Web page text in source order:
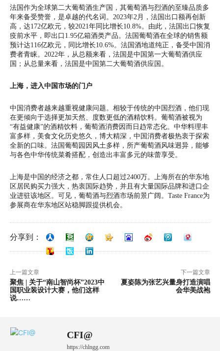
法国作为全球第二大葡萄酒生产国，其葡萄酒与烈酒的至臻品质多
年来备受赞誉，是卓越的代名词。2023年2月，法国出口额再创新
高，达172亿欧元，较2021年同比增长10.8%。由此，法国出口恢复
疫前水平，即出口1.95亿箱酒类产品。法国葡萄酒在全球的销售额
预计达116亿欧元，同比增长10.6%。法国酒地道纯正，备受中国消
费者青睐。2022年，从总额来看，法国是中国第一大葡萄酒供应
国；从总量来看，法国是中国第二大葡萄酒供应国。
上海，进入中国市场的门户
中国消费者越来越重视健康问题。相较于传统的中国烈酒，他们现
在更倾向于选择更加天然、度数更低的酒精饮料。葡萄酒被视为
“有益健康”的酒精饮料，葡萄酒消费因而日趋常态化。中华料理丰
富多样，美食文化历史悠久，博大精深，中国消费者极热衷于探索
全新的口味。法国葡萄园因风土多样，所产葡萄酒风味迥异，能够
与各色中华传统菜肴搭配，创造出丰富多元的味蕾享受。
上海是中国的经济之都，常住人口超过2400万。上海所在的华东地
区居民购买力强大，热衷国际趋势，并且有大量国际品牌和进口企
业进驻该地区。可见，葡萄酒与烈酒市场前景广阔。Taste France为
参展商在华东地区站稳脚跟提供机会。
分享到：
上一篇文章
聚焦 | 关于“南山智尚杯”2023中
国职业装设计大赛，他们这样
说……
下一篇文章
夏姿陈为张艺兴量身打造演唱
会华美战袍
CFI@
https://chlngg.com